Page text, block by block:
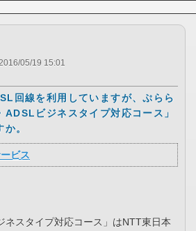
05/19 15:01
回線を利用していますが、ぷらら
ADSLビジネスタイプ対応コース」
。
ビス
ネスタイプ対応コース」はNTT東日本